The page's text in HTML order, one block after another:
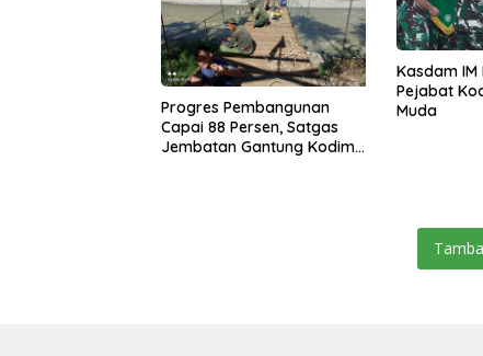
Progres Pembangunan
Capai 88 Persen, Satgas
Jembatan Gantung Kodim
Kasdam IM
Pejabat
Muda